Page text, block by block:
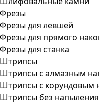
Фрезы
Фрезы для левшей
Фрезы для прямого
Фрезы для станка
Штрипсы
Штрипсы c алмазным
Штрипсы c корундовым
Штрипсы без напыления